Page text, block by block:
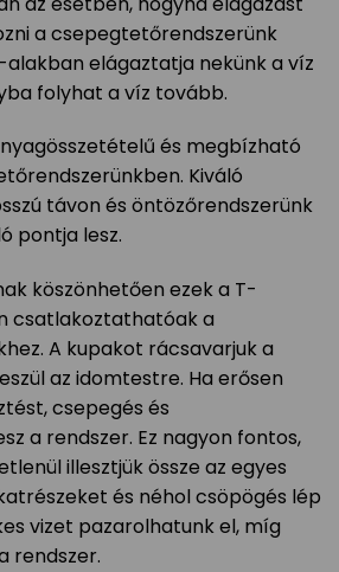
a csepegtetőrendszerünk
elágaztatja nekünk a víz
folyhat a víz tovább.
és megbízható
Kiváló
távon és öntözőrendszerünk
pontja lesz.
köszönhetően ezek a T-
csatlakoztathatóak a
A kupakot rácsavarjuk a
az idomtestre. Ha erősen
csepegés és
a rendszer. Ez nagyon fontos,
illesztjük össze az egyes
és néhol csöpögés lép
vizet pazarolhatunk el, míg
rendszer.